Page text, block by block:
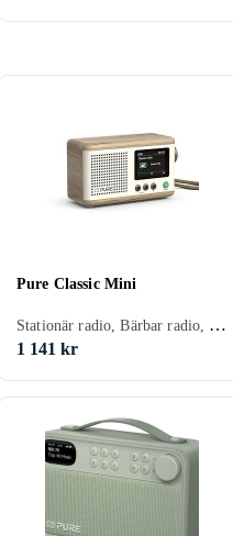
Pure Classic Mini
Stationär radio, Bärbar radio, FM, DAB, DAB+, Batteri, Nätström, Display
1 141 kr